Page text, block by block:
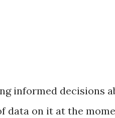
informed decisions
data on it at the